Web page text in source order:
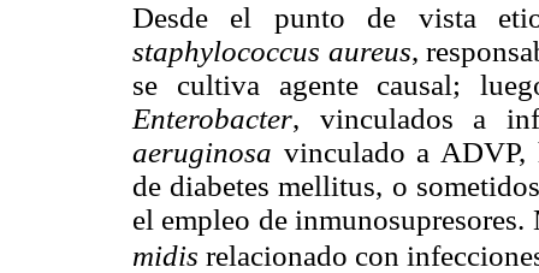
Desde el punto de vista
staphylococcus aureus,
se cultiva agente causal;
Enterobacter, vinculados a
aeruginosa vinculado a ADVP,
de diabetes mellitus, o
el empleo de
midis relacionado con